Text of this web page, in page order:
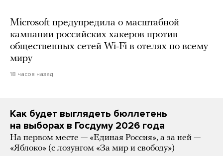
Microsoft предупредила о масштабной
кампании российских хакеров против
общественных сетей Wi-Fi в отелях по всему
миру
18 часов назад
Как будет выглядеть бюллетень
на выборах в Госдуму 2026 года
На первом месте — «Единая Россия», а за ней —
«Яблоко» (с лозунгом «За мир и свободу»)